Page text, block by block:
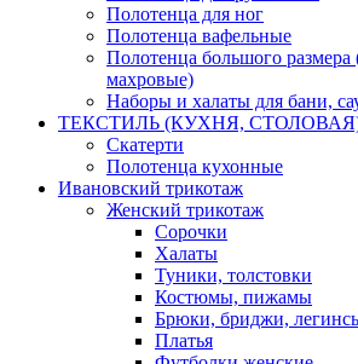
Полотенца для ног
Полотенца вафельные
Полотенца большого размера
махровые)
Наборы и халаты для бани,
ТЕКСТИЛЬ (КУХНЯ,
Скатерти
Полотенца кухонные
Ивановский трикотаж
Женский трикотаж
Сорочки
Халаты
Туники, толстовки
Костюмы, пижамы
Брюки, бриджи,
Платья